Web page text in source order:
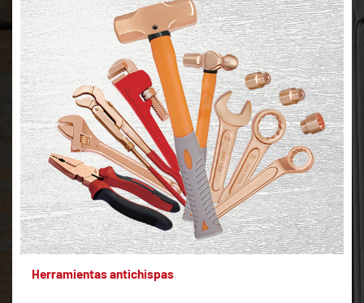
Herramientas antichispas